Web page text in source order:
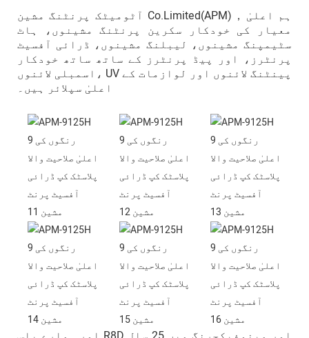
آٹومیٹک پرنٹنگ مشین Co.Limited(APM)，ہم اعلیٰ
معیار کی خودکار سکرین پرنٹنگ مشینوں، ہاٹ
سٹیمپنگ مشینوں، لیبلنگ مشینوں، ڈرائی آفسیٹ
پرنٹرز، اور پیڈ پرنٹرز کے ساتھ ساتھ خودکار
اسمبلی لائنوں، UV پینٹنگ لائنوں اور لوازمات کے
اعلیٰ سپلائر ہیں۔